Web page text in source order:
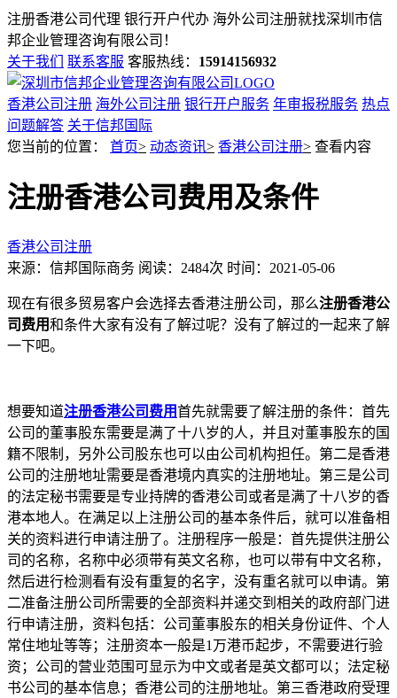
注册香港公司代理 银行开户代办 海外公司注册就找深圳市信
邦企业管理咨询有限公司！
关于我们
联系客服 客服热线： 15914156932
香港公司注册 海外公司注册 银行开户服务 年审报税服务 热点
问题解答 关于信邦国际
您当前的位置： 首页> 动态资讯> 香港公司注册> 查看内容
注册香港公司费用及条件
香港公司注册
来源：信邦国际商务 阅读：2484次 时间：2021-05-06
现在有很多贸易客户会选择去香港注册公司，那么注册香港公
司费用和条件大家有没有了解过呢？没有了解过的一起来了解
一下吧。
想要知道注册香港公司费用首先就需要了解注册的条件：首先
公司的董事股东需要是满了十八岁的人，并且对董事股东的国
籍不限制，另外公司股东也可以由公司机构担任。第二是香港
公司的注册地址需要是香港境内真实的注册地址。第三是公司
的法定秘书需要是专业持牌的香港公司或者是满了十八岁的香
港本地人。在满足以上注册公司的基本条件后，就可以准备相
关的资料进行申请注册了。注册程序一般是：首先提供注册公
司的名称，名称中必须带有英文名称，也可以带有中文名称，
然后进行检测看有没有重复的名字，没有重名就可以申请。第
二准备注册公司所需要的全部资料并递交到相关的政府部门进
行申请注册，资料包括：公司董事股东的相关身份证件、个人
常住地址等等；注册资本一般是1 万港币起步，不需要进行验
资；公司的营业范围可显示为中文或者是英文都可以；法定秘
书公司的基本信息；香港公司的注册地址。第三香港政府受理